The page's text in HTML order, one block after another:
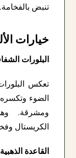
تنبض بالفخامة.
خيارات
البلورات
تعكس
الضوء وتكسره
ومشرقة.
الكريستال
القاعدة الذهبية